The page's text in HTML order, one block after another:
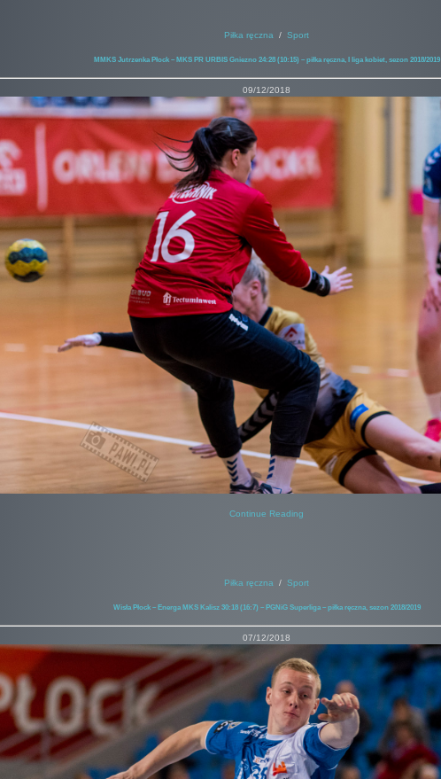
Piłka ręczna / Sport
MMKS Jutrzenka Płock – MKS PR URBIS Gniezno 24:28 (10:15) – piłka ręczna, I liga kobiet, sezon 2018/2019
09/12/2018
Continue Reading
Piłka ręczna / Sport
Wisła Płock – Energa MKS Kalisz 30:18 (16:7) – PGNiG Superliga – piłka ręczna, sezon 2018/2019
07/12/2018